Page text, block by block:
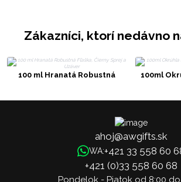
Zákazníci, ktorí nedávno
100 ml Hranatá Robustná
100ml
ahoj@awgifts.sk
WA:+421 33 558 60
+421 (0)33 558 60 68
Pondelok - Piatok od 8:00 do